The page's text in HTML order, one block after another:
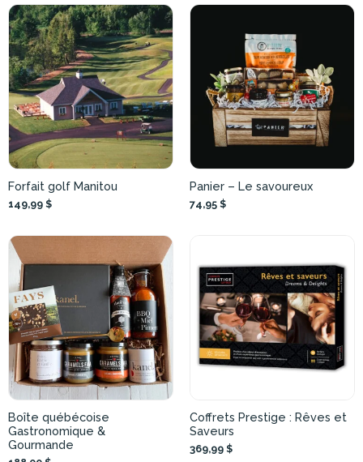
Forfait golf Manitou
149,99 $
Panier – Le savoureux
74,95 $
Boîte québécoise
Gastronomique &
Gourmande
Coffrets Prestige : Rêves et
Saveurs
369,99 $